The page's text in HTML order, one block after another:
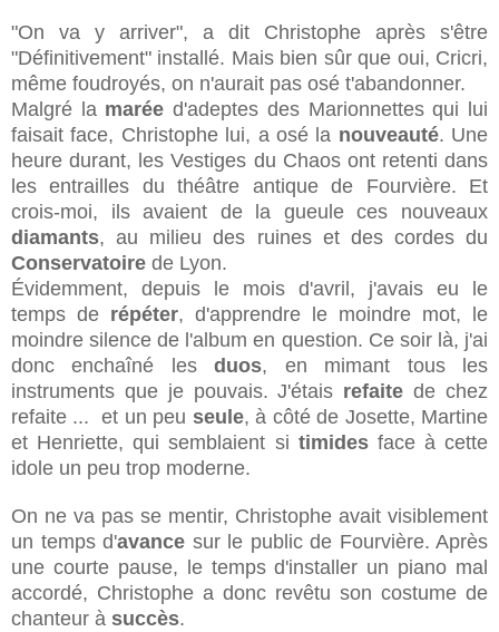
"On va y arriver", a dit Christophe après s'être
"Définitivement" installé. Mais bien sûr que oui, Cricri,
même foudroyés, on n'aurait pas osé t'abandonner.
Malgré la marée d'adeptes des Marionnettes qui lui
faisait face, Christophe lui, a osé la nouveauté. Une
heure durant, les Vestiges du Chaos ont retenti dans
les entrailles du théâtre antique de Fourvière. Et
crois-moi, ils avaient de la gueule ces nouveaux
diamants, au milieu des ruines et des cordes du
Conservatoire de Lyon.
Évidemment, depuis le mois d'avril, j'avais eu le
temps de répéter, d'apprendre le moindre mot, le
moindre silence de l'album en question. Ce soir là, j'ai
donc enchaîné lesduos, en mimant tous les
instruments que je pouvais. J'étais refaite de chez
refaite ... et un peu seule, à côté de Josette, Martine
et Henriette, qui semblaient si timidesface à cette
idole un peu trop moderne.
On ne va pas se mentir, Christophe avait visiblement
un temps d'avance sur le public de Fourvière. Après
une courte pause, le temps d'installer un piano mal
accordé, Christophe a donc revêtu son costume de
chanteur à succès.